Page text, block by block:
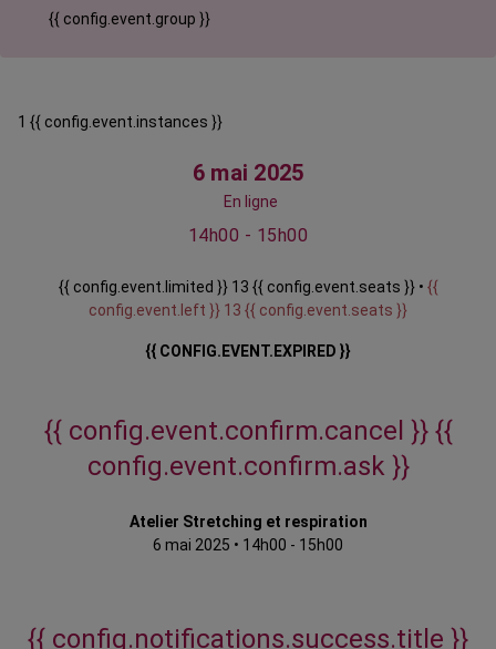
{{ config.event.group }}
1 {{ config.event.instances }}
6 mai 2025
En ligne
14h00 - 15h00
{{ config.event.limited }} 13 {{ config.event.seats }} • {{
config.event.left }} 13 {{ config.event.seats }}
{{ CONFIG.EVENT.EXPIRED }}
{{ config.event.confirm.cancel }} {{
config.event.confirm.ask }}
Atelier Stretching et respiration
6 mai 2025 • 14h00 - 15h00
{{ config.notifications.success.title }}